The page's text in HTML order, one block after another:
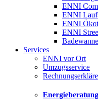
ENNI
ENNI
ENNI
ENNI
Services
ENNI vor Ort
Umzugsservice
Energieberatung